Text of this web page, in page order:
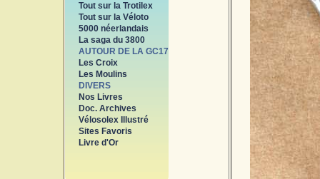
Tout sur la Trotilex
Tout sur la Véloto
5000 néerlandais
La saga du 3800
AUTOUR DE LA GC17
Les Croix
Les Moulins
DIVERS
Nos Livres
Doc. Archives
Vélosolex Illustré
Sites Favoris
Livre d'Or